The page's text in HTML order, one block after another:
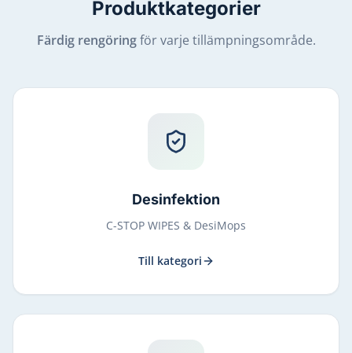
Produktkategorier
Färdig rengöringför varje tillämpningsområde.
Desinfektion
C-STOP WIPES & DesiMops
Till kategori